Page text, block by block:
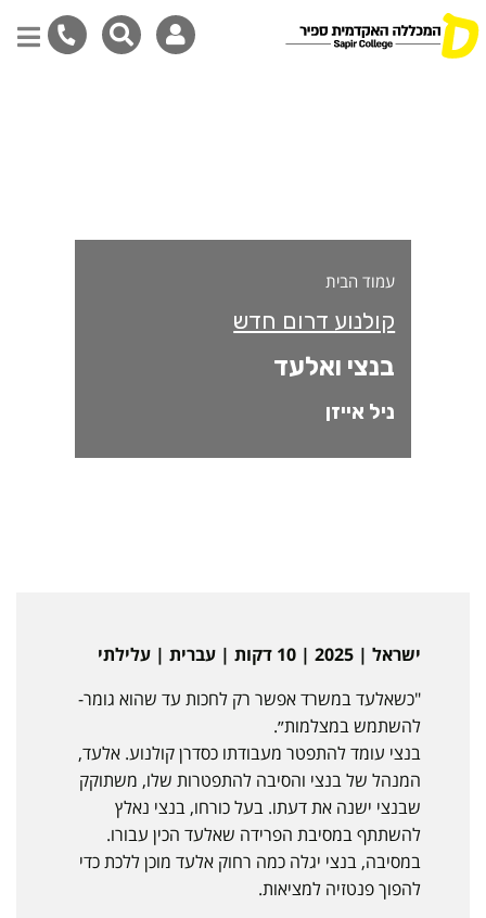
עמוד הבית
קולנוע דרום חדש
בנצי ואלעד
ניל אייזן
ישראל | 2025 | 10 דקות | עברית | עלילתי
"כשאלעד במשרד אפשר רק לחכות עד שהוא גומר-
להשתמש במצלמות״.
בנצי עומד להתפטר מעבודתו כסדרן קולנוע. אלעד,
המנהל של בנצי והסיבה להתפטרות שלו, משתוקק
שבנצי ישנה את דעתו. בעל כורחו, בנצי נאלץ
להשתתף במסיבת הפרידה שאלעד הכין עבורו.
במסיבה, בנצי יגלה כמה רחוק אלעד מוכן ללכת כדי
להפוך פנטזיה למציאות.